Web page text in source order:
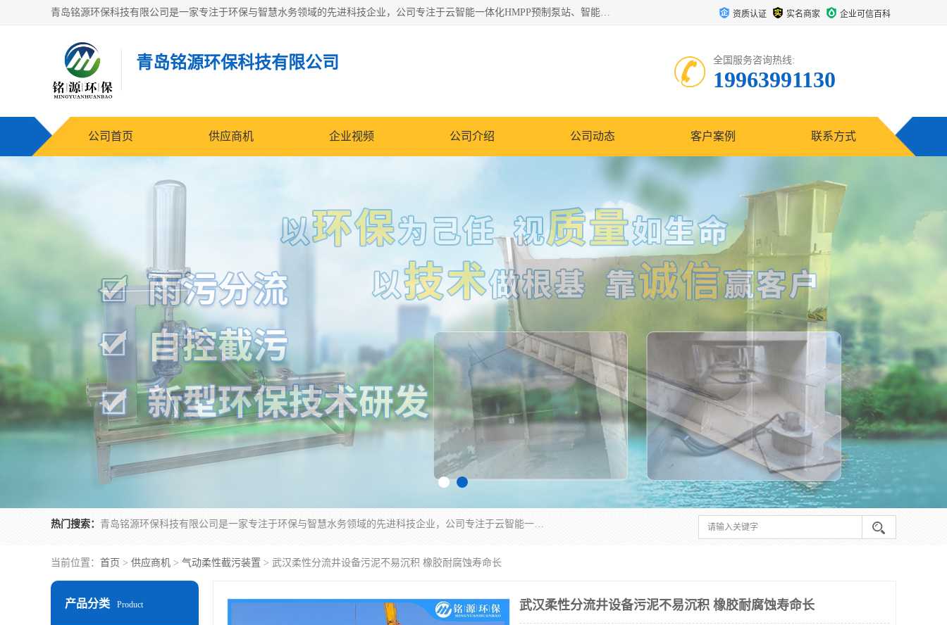
青岛铭源环保科技有限公司是一家专注于环保与智慧水务领域的先进科技企业，公司专注于云智能一体化HMPP预制泵站、智能截流井设备、调蓄池雨洪管理设备、水务循环利用、云智慧水务开发及新型环保技术研发等领域。 资质认证 实名商家 企业可信百科
青岛铭源环保科技有限公司 全国服务咨询热线:
19963991130
公司首页 供应商机 企业视频 公司介绍 公司动态 客户案例 联系方式
热门搜索： 青岛铭源环保科技有限公司是一家专注于环保与智慧水务领域的先进科技企业，公司专注于云智能一体化HMPP预制泵站、智能截流井设备、调蓄池雨洪管理设备、水务循环利用、云智慧水务开发及新型环保技术研发等领域。
当前位置： 首页 > 供应商机 > 气动柔性截污装置 > 武汉柔性分流井设备污泥不易沉积 橡胶耐腐蚀寿命长
产品分类 Product 武汉柔性分流井设备污泥不易沉积 橡胶耐腐蚀寿命长